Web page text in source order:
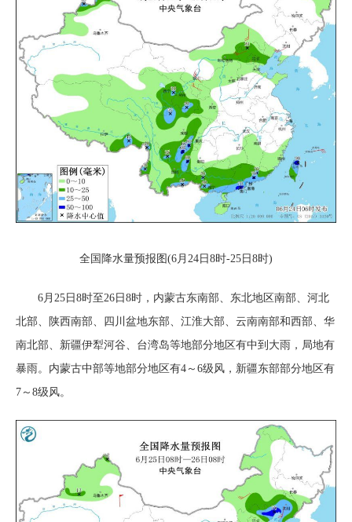
全国降水量预报图(6月24日8时-25日8时)
6月25日8时至26日8时，内蒙古东南部、东北地区南部、河北
北部、陕西南部、四川盆地东部、江淮大部、云南南部和西部、华
南北部、新疆伊犁河谷、台湾岛等地部分地区有中到大雨，局地有
暴雨。内蒙古中部等地部分地区有4～6级风，新疆东部部分地区有
7～8级风。